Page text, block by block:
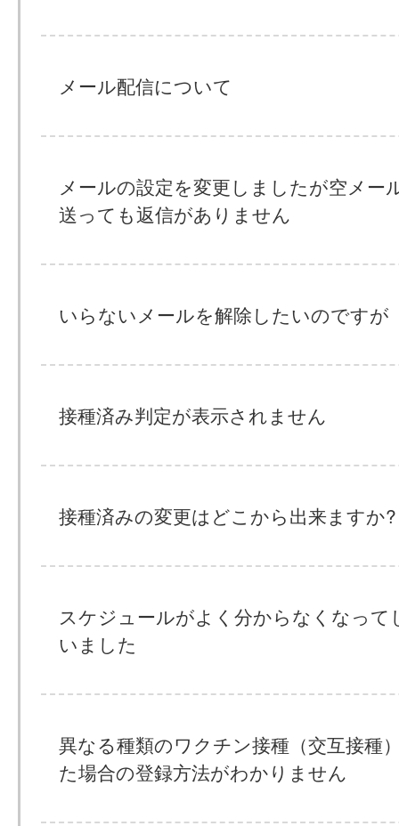
メール配信について
メールの設定を変更しましたが空メー
送っても返信がありません
いらないメールを解除したいのですが
接種済み判定が表示されません
接種済みの変更はどこから出来ますか?
スケジュールがよく分からなくなって
いました
異なる種類のワクチン接種（交互接種
た場合の登録方法がわかりません